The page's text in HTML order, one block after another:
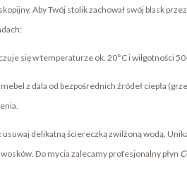
Aby Twój stolik zachował swój blask
się w temperaturze ok. 20°C i wilgotności
z dala od bezpośrednich źródeł ciepła
usuwaj delikatną ściereczką zwilżoną wodą.
Do mycia zalecamy profesjonalny płyn